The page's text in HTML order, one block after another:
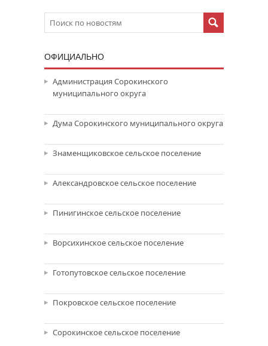
ОФИЦИАЛЬНО
Администрация Сорокинского
муниципального округа
Дума Сорокинского муниципального округа
Знаменщиковское сельское поселение
Александровское сельское поселение
Пинигинское сельское поселение
Ворсихинское сельское поселение
Готопутовское сельское поселение
Покровское сельское поселение
Сорокинское сельское поселение